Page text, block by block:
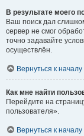
В результате моего
Ваш поиск дал
сервер не смог
точно задавайте
осуществлён.
Вернуться к началу
Как мне найти
Перейдите на
пользователя».
Вернуться к началу